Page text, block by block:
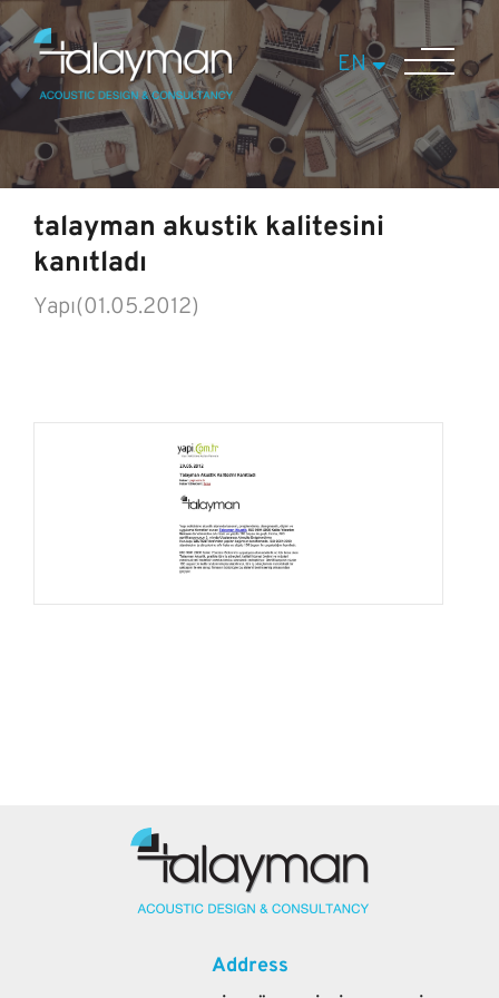
EN
talayman akustik kalitesini
kanıtladı
Yapı(01.05.2012)
Address